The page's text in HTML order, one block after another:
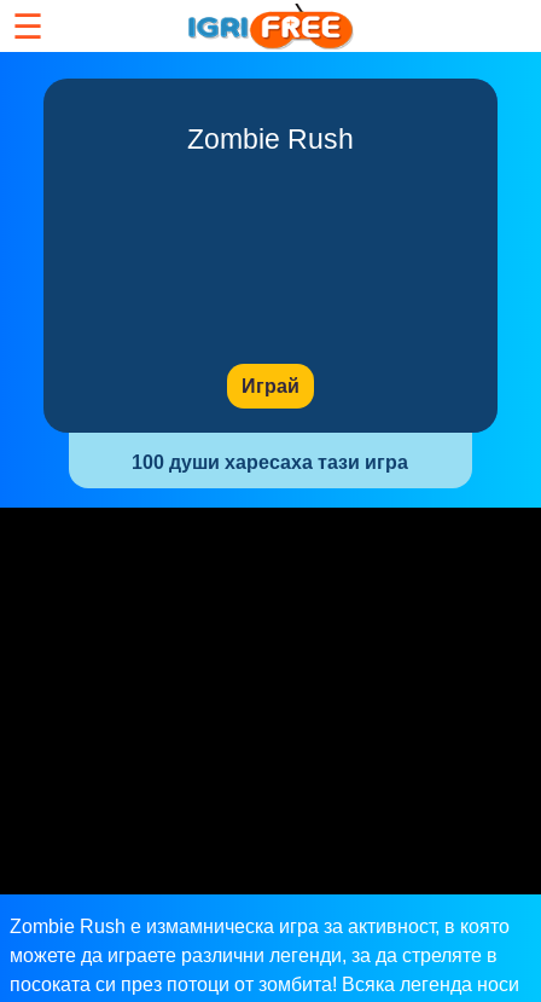
☰
Zombie Rush
Играй
100 души харесаха тази игра
Zombie Rush е измамническа игра за активност, в която
можете да играете различни легенди, за да стреляте в
посоката си през потоци от зомбита! Всяка легенда носи